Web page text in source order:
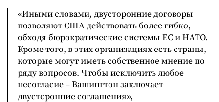
«Иными словами, двусторонние договоры
позволяют США действовать более гибко,
обходя бюрократические системы ЕС и НАТО.
Кроме того, в этих организациях есть страны,
которые могут иметь собственное мнение по
ряду вопросов. Чтобы исключить любое
несогласие – Вашингтон заключает
двусторонние соглашения»,